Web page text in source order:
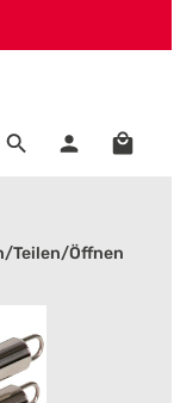
Teilen/Öffnen